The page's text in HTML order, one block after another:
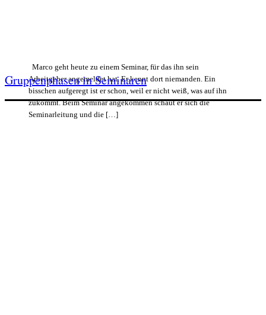
Marco geht heute zu einem Seminar, für das ihn sein
Arbeitgeber angemeldet hat. Er kennt dort niemanden. Ein
bisschen aufgeregt ist er schon, weil er nicht weiß, was auf ihn
zukommt. Beim Seminar angekommen schaut er sich die
Seminarleitung und die […]
Gruppenphasen in Seminaren